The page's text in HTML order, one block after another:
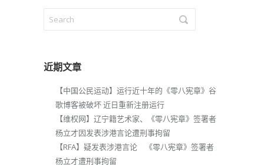
近期文章
【中国公民运动】运行近十年的《零八宪章》谷
歌博客被破坏 近日重新注册运行
【维权网】辽宁籍艺术家、《零八宪章》签署者
杨立才因发表涉港言论遭刑事拘留
【RFA】疑发表涉港言论 《零八宪章》签署者
杨立才遭刑事拘留